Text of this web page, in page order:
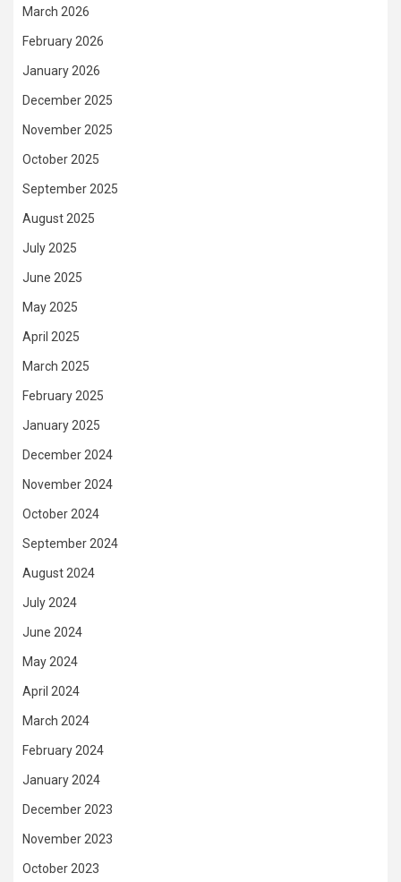
March 2026
February 2026
January 2026
December 2025
November 2025
October 2025
September 2025
August 2025
July 2025
June 2025
May 2025
April 2025
March 2025
February 2025
January 2025
December 2024
November 2024
October 2024
September 2024
August 2024
July 2024
June 2024
May 2024
April 2024
March 2024
February 2024
January 2024
December 2023
November 2023
October 2023